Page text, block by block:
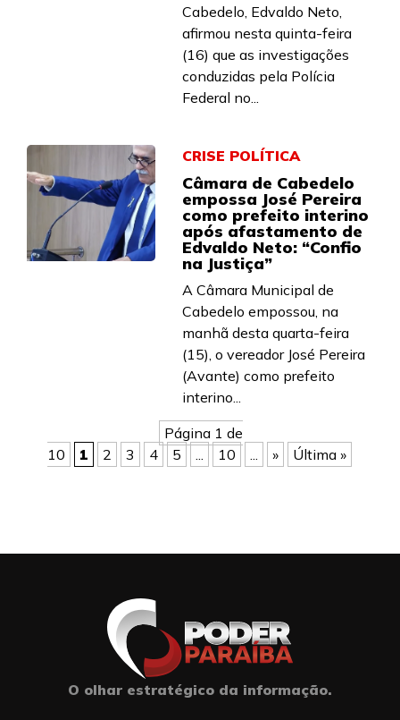
Cabedelo, Edvaldo Neto,
afirmou nesta quinta-feira
(16) que as investigações
conduzidas pela Polícia
Federal no...
CRISE POLÍTICA
Câmara de Cabedelo
empossa José Pereira
como prefeito interino
após afastamento de
Edvaldo Neto: “Confio
na Justiça”
A Câmara Municipal de
Cabedelo empossou, na
manhã desta quarta-feira
(15), o vereador José Pereira
(Avante) como prefeito
interino...
Página 1 de
10
1 2 3 4 5 ... 10 ... » Última »
O olhar estratégico da informação.